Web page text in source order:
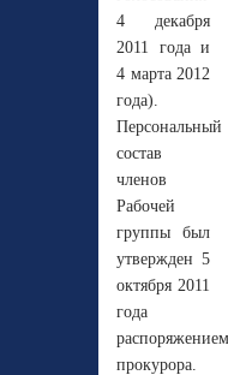
4 декабря
2011 года и
4 марта 2012
года).
Персональный
состав
членов
Рабочей
группы был
утвержден 5
октября 2011
года
распоряжением
прокурора.